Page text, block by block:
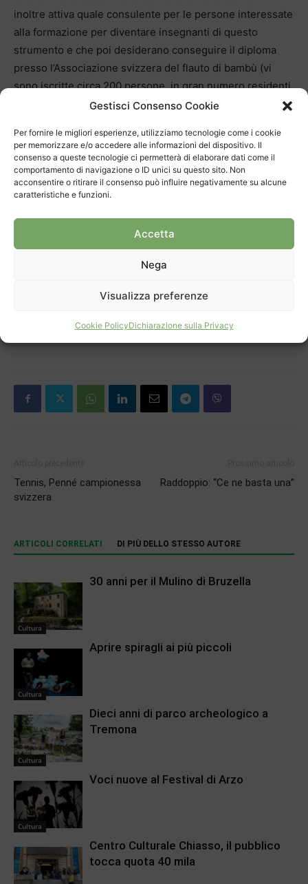
Gestisci Consenso Cookie
Per fornire le migliori esperienze, utilizziamo tecnologie come i cookie
per memorizzare e/o accedere alle informazioni del dispositivo. Il
consenso a queste tecnologie ci permetterà di elaborare dati come il
comportamento di navigazione o ID unici su questo sito. Non
acconsentire o ritirare il consenso può influire negativamente su alcune
caratteristiche e funzioni.
Accetta
Nega
Visualizza preferenze
Cookie PolicyDichiarazione sulla Privacy
inoltre attiva quale consulente per le persone interessate
alla formazione per diventare insegnanti di questo
strumento e che poi desiderano conseguire il diploma
presso l’Associazione svizzera del flauto di bambù (vi
sono iscritte circa 200 persone, in gran numero residenti
nel canton Berna), una formazione riconosciuta
(tel. 091 646 88 52).
Ad Anna Maria Wild fa sempre piacere ritornare a Zurigo,
la città della sua gioventù, per ritrovarsi con famigliari ed
amici. Ma in Ticino si sente a casa sua. “Qui rimango
svolgere il mio lavoro che mi dà sempre ancora molta
soddisfazione e gioia”. Ne è una chiara prova la luce dei
Tennis, Penné campionessa
svizzera
Raddoppio: “Ce ne basta una”
ARTICOLI CORRELATI DI PIÙ DELLO STESSO AUTORE
Cultura
30 anni per il Mulino di Bruzella
Cultura
Aprire spiragli ai più piccoli
Cultura
Dieci anni di parco archeologico a
Tremona
Cultura
Voci nuove al Festival di Arzo
Centro Culturale Chiasso, il pubblico
tocca quota 40 mila